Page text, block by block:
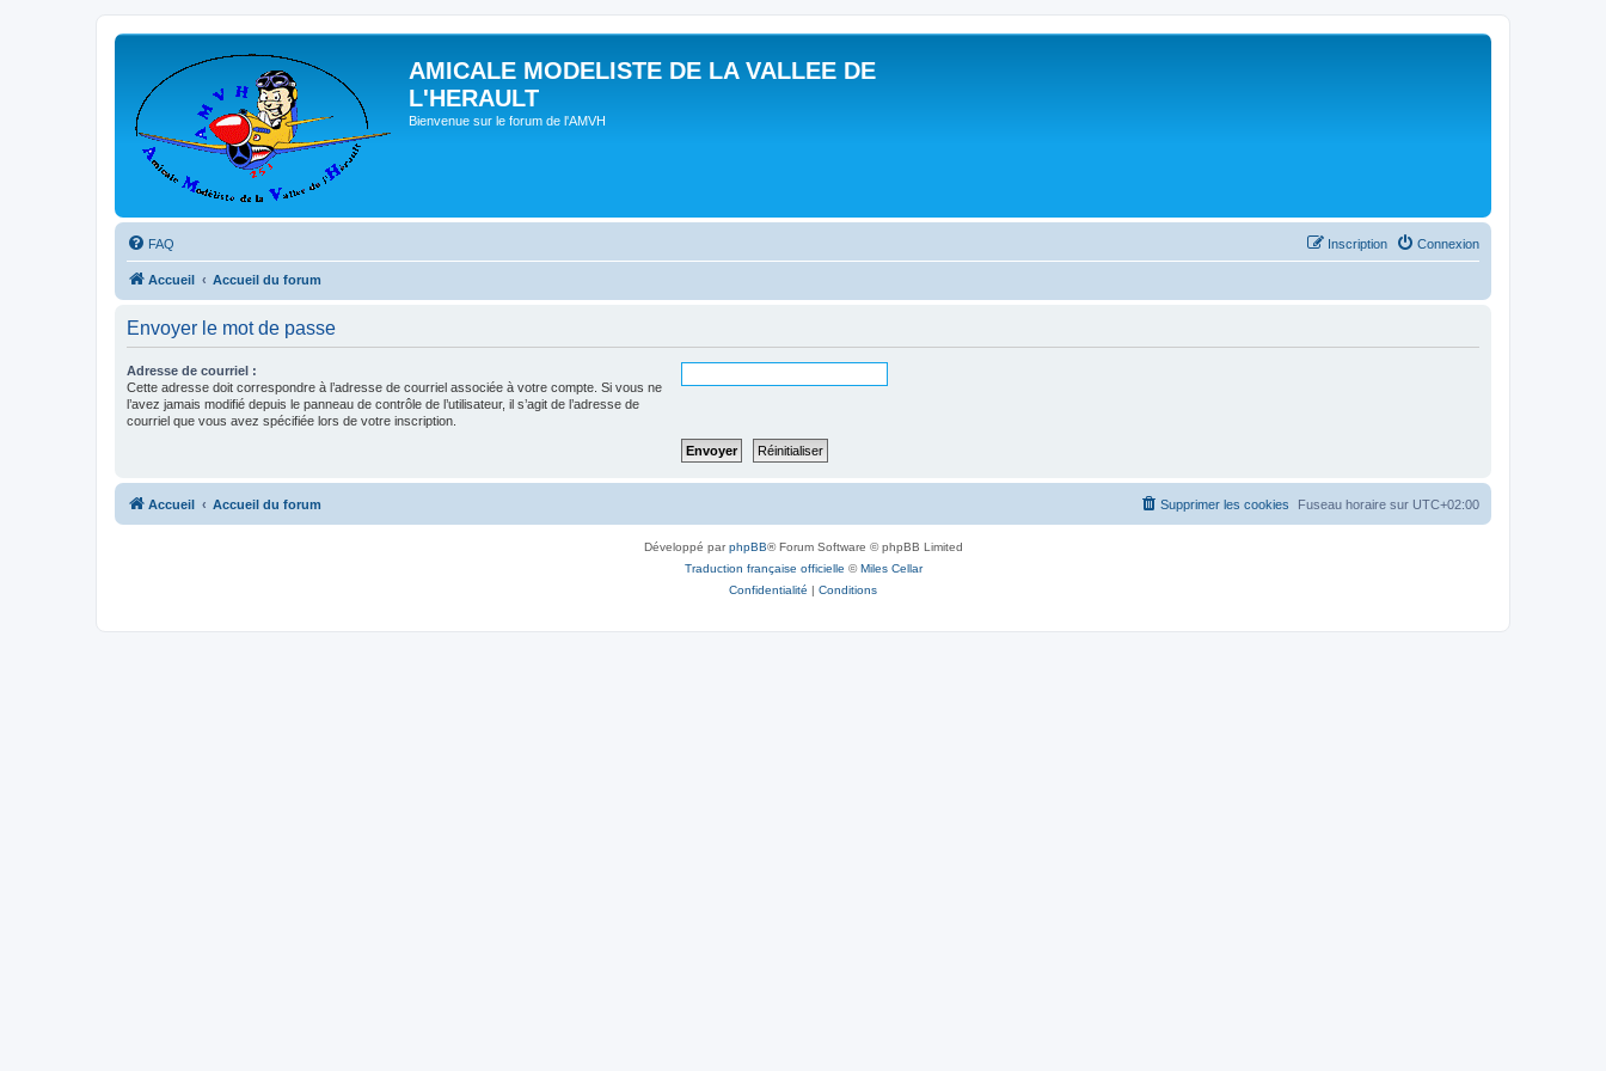
AMICALE MODELISTE DE LA VALLEE DE
L'HERAULT
Bienvenue sur le forum de l'AMVH
FAQ Connexion
Inscription
Accueil Accueil du forum
Envoyer le mot de passe
Adresse de courriel :
Cette adresse doit correspondre à l’adresse de courriel associée à votre compte. Si vous ne
l’avez jamais modifié depuis le panneau de contrôle de l’utilisateur, il s’agit de l’adresse de
courriel que vous avez spécifiée lors de votre inscription.
Accueil Accueil du forum Fuseau horaire sur UTC+02:00
Supprimer les cookies
Développé parphpBB® Forum Software © phpBB Limited
Traduction française officielle ©Miles Cellar
Confidentialité | Conditions